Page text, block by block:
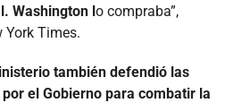
Washington lo compraba”,
York Times.
también defendió las
el Gobierno para combatir la